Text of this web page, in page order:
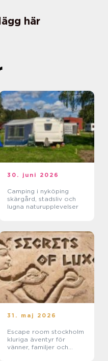
här
30. juni 2026
Camping i nyköping
skärgård, stadsliv och
lugna naturupplevelser
31. maj 2026
Escape room stockholm
kluriga äventyr för
vänner, familjer och